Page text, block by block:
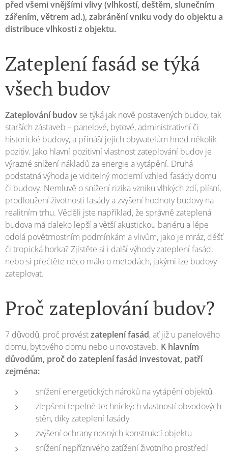
před všemi vnějšími vlivy (vlhkostí, deštěm, slunečním
zářením, větrem ad.), zabránění vniku vody do objektu a
distribuce vlhkosti z objektu.
Zateplení fasád se týká
všech budov
Zateplování budov se týká jak nově postavených budov, tak
starších zástaveb – panelové, bytové, administrativní či
historické budovy, a přináší jejich obyvatelům hned několik
pozitiv. Jako hlavní pozitivní vlastnost zateplování budov je
výrazné snížení nákladů za energie a vytápění. Druhá
podstatná výhoda je viditelný moderní vzhled fasády domu
či budovy. Nemluvě o snížení rizika vzniku vlhkých zdí, plísní,
prodloužení životnosti fasády a zvýšení hodnoty budovy na
realitním trhu. Věděli jste například, že správně zateplená
budova má daleko lepší a větší akustickou bariéru a lépe
odolá povětrnostním podmínkám a vlivům, jako je mráz, déšť
či tropická horka? Zjistěte si i další výhody zateplení fasád,
nebo si přečtěte něco málo o metodách, jakými lze budovy
zateplovat.
Proč zateplování budov?
7 důvodů, proč provéstzateplení fasád, ať již u panelového
domu, bytového domu nebo u novostaveb. K hlavním
důvodům, proč do zateplení fasád investovat, patří
zejména:
snížení energetických nároků na vytápění objektů
zlepšení tepelně-technických vlastností obvodových
stěn, díky zateplení fasády
zvýšení ochrany nosných konstrukcí objektu
snížení nepříznivého zatížení životního prostředí